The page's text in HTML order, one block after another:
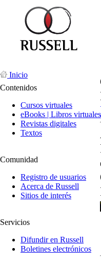
Inicio
Contenidos
Cursos virtuales
eBooks | Libros virtuales
Revistas digitales
Textos
Comunidad
Registro de usuarios
Acerca de Russell
Sitios de interés
Servicios
Difundir en Russell
Boletines electrónicos